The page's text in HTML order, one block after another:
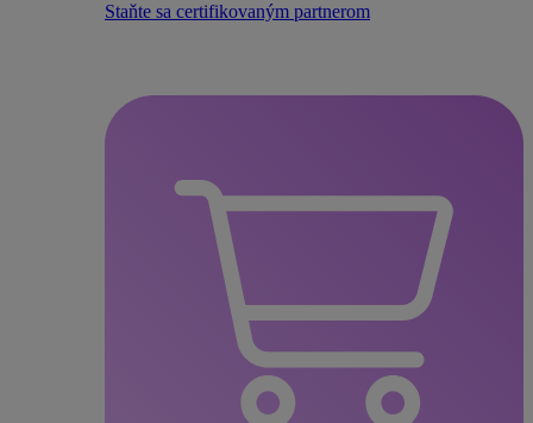
Staňte sa certifikovaným partnerom